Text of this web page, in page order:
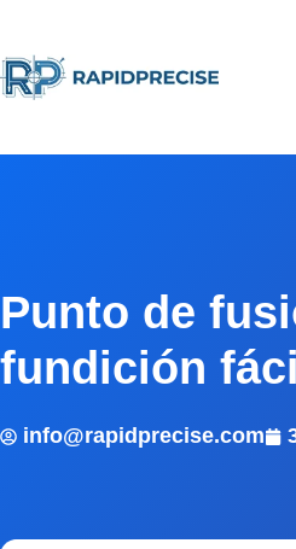
Punto de
fundición
info@rapidprecise.com